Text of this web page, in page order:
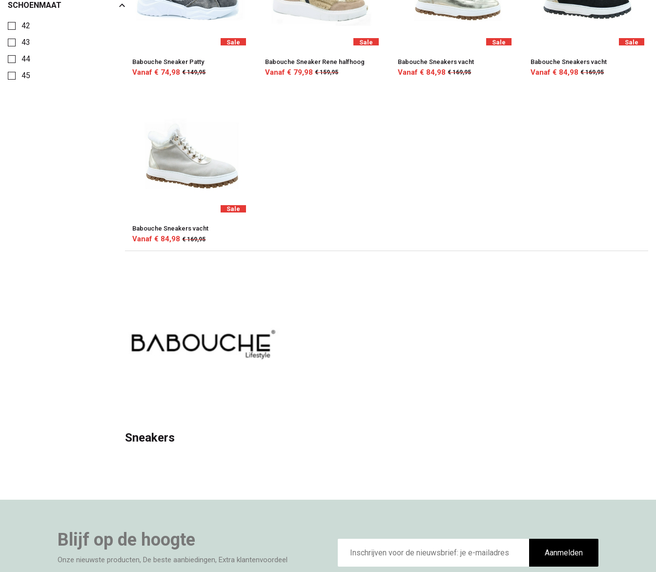
SCHOENMAAT
Kies een Schoenmaat om op te filteren
42
43
44
45
Sale
Babouche Sneaker Patty
Vanaf € 74,98 € 149,95
Sale
Babouche Sneaker Rene halfhoog
Vanaf € 79,98 € 159,95
Sale
Babouche Sneakers vacht
Vanaf € 84,98 € 169,95
Sale
Babouche Sneakers vacht
Vanaf € 84,98 € 169,95
Sale
Babouche Sneakers vacht
Vanaf € 84,98 € 169,95
Sneakers
Blijf op de hoogte
Onze nieuwste producten, De beste aanbiedingen, Extra klantenvoordeel
E-
mailadres
Aanmelden